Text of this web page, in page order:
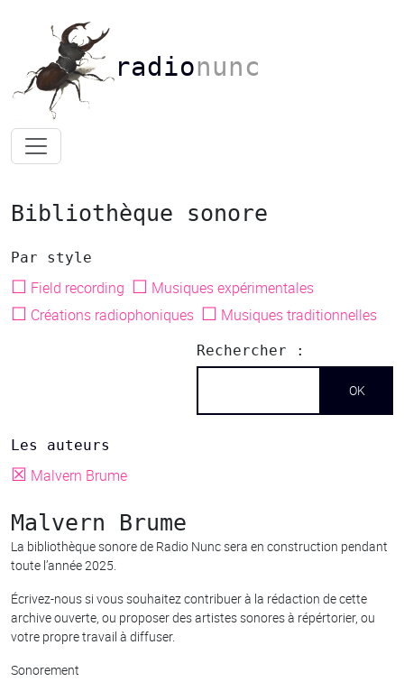
radionunc
Bibliothèque sonore
Par style
☐ Field recording ☐ Musiques expérimentales
☐ Créations radiophoniques ☐ Musiques traditionnelles
Rechercher :
Les auteurs
☒ Malvern Brume
Malvern Brume
La bibliothèque sonore de Radio Nunc sera en construction pendant
toute l’année 2025.
Écrivez-nous si vous souhaitez contribuer à la rédaction de cette
archive ouverte, ou proposer des artistes sonores à répértorier, ou
votre propre travail à diffuser.
Sonorement